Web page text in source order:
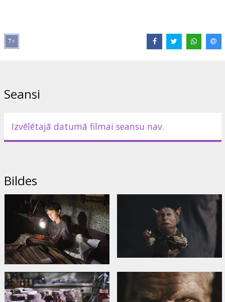
Directed by Mark Waters
Seansi
Izvēlētajā datumā filmai seansu nav.
Bildes